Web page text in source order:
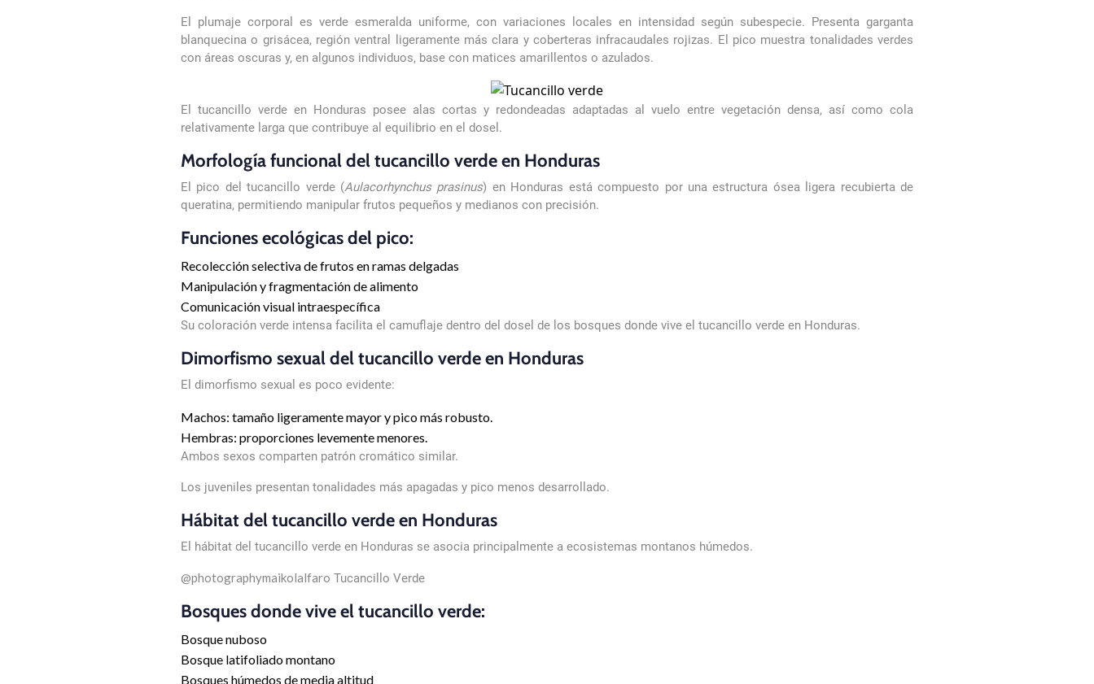
El plumaje corporal es verde esmeralda uniforme, con variaciones locales en intensidad según subespecie. Presenta garganta
blanquecina o grisácea, región ventral ligeramente más clara y coberteras infracaudales rojizas. El pico muestra tonalidades verdes
con áreas oscuras y, en algunos individuos, base con matices amarillentos o azulados.
El tucancillo verde en Honduras posee alas cortas y redondeadas adaptadas al vuelo entre vegetación densa, así como cola
relativamente larga que contribuye al equilibrio en el dosel.
Morfología funcional del tucancillo verde en Honduras
El pico del tucancillo verde (Aulacorhynchus prasinus) en Honduras está compuesto por una estructura ósea ligera recubierta de
queratina, permitiendo manipular frutos pequeños y medianos con precisión.
Funciones ecológicas del pico:
Recolección selectiva de frutos en ramas delgadas
Manipulación y fragmentación de alimento
Comunicación visual intraespecífica
Su coloración verde intensa facilita el camuflaje dentro del dosel de los bosques donde vive el tucancillo verde en Honduras.
Dimorfismo sexual del tucancillo verde en Honduras
El dimorfismo sexual es poco evidente:
Machos: tamaño ligeramente mayor y pico más robusto.
Hembras: proporciones levemente menores.
Ambos sexos comparten patrón cromático similar.
Los juveniles presentan tonalidades más apagadas y pico menos desarrollado.
Hábitat del tucancillo verde en Honduras
El hábitat del tucancillo verde en Honduras se asocia principalmente a ecosistemas montanos húmedos.
@photographymaikolalfaro Tucancillo Verde
Bosques donde vive el tucancillo verde:
Bosque nuboso
Bosque latifoliado montano
Bosques húmedos de media altitud